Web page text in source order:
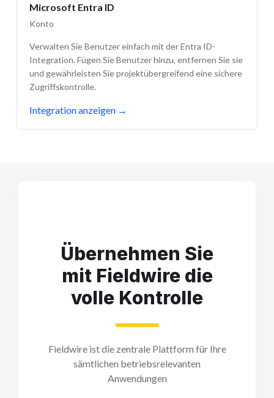
Microsoft Entra ID
Konto
Verwalten Sie Benutzer einfach mit der Entra ID-
Integration. Fügen Sie Benutzer hinzu, entfernen Sie sie
und gewährleisten Sie projektübergreifend eine sichere
Zugriffskontrolle.
Integration anzeigen →
Übernehmen Sie
mit Fieldwire die
volle Kontrolle
Fieldwire ist die zentrale Plattform für Ihre
sämtlichen betriebsrelevanten
Anwendungen